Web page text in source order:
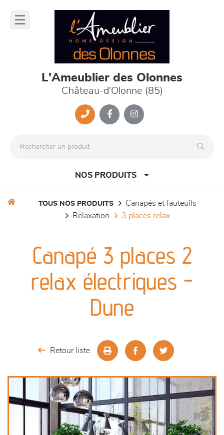
L'Ameublier des Olonnes
Château-d'Olonne (85)
NOS PRODUITS
séjours
meubles de complément
TOUS NOS PRODUITS
canapés et fauteuils
relaxation
3 places relax
Canapé 3 places 2
relax électriques -
Dune
Retour liste